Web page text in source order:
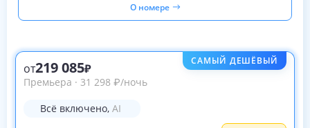
О номере
САМЫЙ ДЕШЁВЫЙ
от219 085
Премьера · 31 298 ₽/ночь
Всё включено, AI